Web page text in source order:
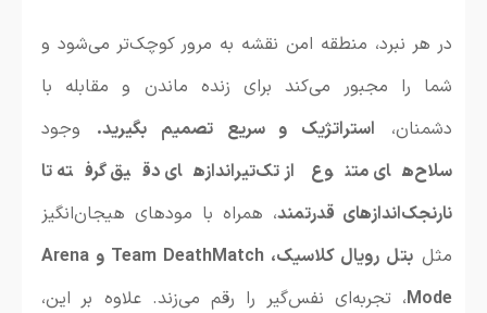
در هر نبرد، منطقه امن نقشه به مرور کوچک‌تر می‌شود و
شما را مجبور می‌کند برای زنده ماندن و مقابله با
دشمنان، استراتژیک و سریع تصمیم بگیرید. وجود
سلاح‌های متنوع از تک‌تیراندازهای دقیق گرفته تا
نارنجک‌اندازهای قدرتمند، همراه با مودهای هیجان‌انگیز
مثل
بتل رویال کلاسیک، Team DeathMatch و Arena
Mode، تجربه‌ای نفس‌گیر را رقم می‌زند. علاوه بر این،